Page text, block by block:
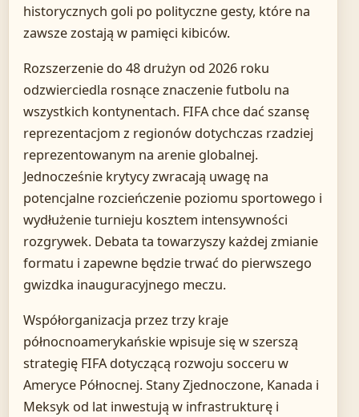
historycznych goli po polityczne gesty, które na
zawsze zostają w pamięci kibiców.
Rozszerzenie do 48 drużyn od 2026 roku
odzwierciedla rosnące znaczenie futbolu na
wszystkich kontynentach. FIFA chce dać szansę
reprezentacjom z regionów dotychczas rzadziej
reprezentowanym na arenie globalnej.
Jednocześnie krytycy zwracają uwagę na
potencjalne rozcieńczenie poziomu sportowego i
wydłużenie turnieju kosztem intensywności
rozgrywek. Debata ta towarzyszy każdej zmianie
formatu i zapewne będzie trwać do pierwszego
gwizdka inauguracyjnego meczu.
Współorganizacja przez trzy kraje
północnoamerykańskie wpisuje się w szerszą
strategię FIFA dotyczącą rozwoju socceru w
Ameryce Północnej. Stany Zjednoczone, Kanada i
Meksyk od lat inwestują w infrastrukturę i